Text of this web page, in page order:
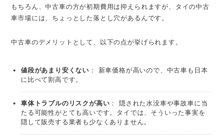
もちろん、中古車の方が初期費用は抑えられますが、タイの中古
車市場には、ちょっとした落とし穴があるんです。
中古車のデメリットとして、以下の点が挙げられます。
値段があまり安くない ： 新車価格が高いので、中古車も日本
に比べて割高です。
車体トラブルのリスクが高い ： 隠された水没車や事故車に当
たる可能性がとても高いです。タイでは、そういった事実を
隠して販売する業者も少なくありません。